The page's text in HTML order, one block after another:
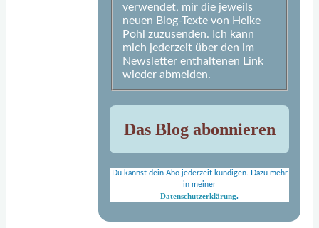
verwendet, mir die jeweils
neuen Blog-Texte von Heike
Pohl zuzusenden. Ich kann
mich jederzeit über den im
Newsletter enthaltenen Link
wieder abmelden.
Du kannst dein Abo jederzeit kündigen. Dazu mehr
in meiner
Datenschutzerklärung.